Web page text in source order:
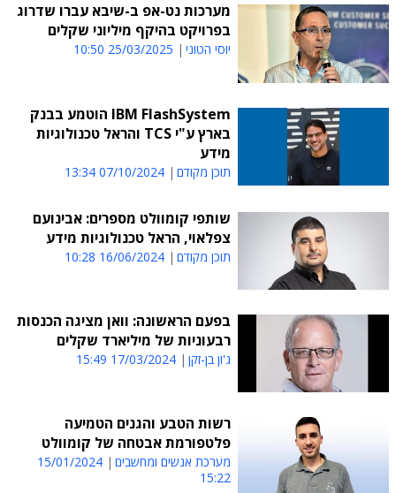
מערכות נט-אפ ב-שיבא עברו שדרוג
בפרויקט בהיקף מיליוני שקלים
יוסי הטוני 25/03/2025 10:50
IBM FlashSystem הוטמע בבנק
בארץ ע"י TCS והראל טכנולוגיות
מידע
תוכן מקודם 07/10/2024 13:34
שותפי קומוולט מספרים: אבינועם
צפלאוי, הראל טכנולוגיות מידע
תוכן מקודם 16/06/2024 10:28
בפעם הראשונה: וואן מציגה הכנסות
רבעוניות של מיליארד שקלים
ג'ון בן-זקן 17/03/2024 15:49
רשות הטבע והגנים הטמיעה
פלטפורמת אבטחה של קומוולט
מערכת אנשים ומחשבים
15/01/2024
15:22